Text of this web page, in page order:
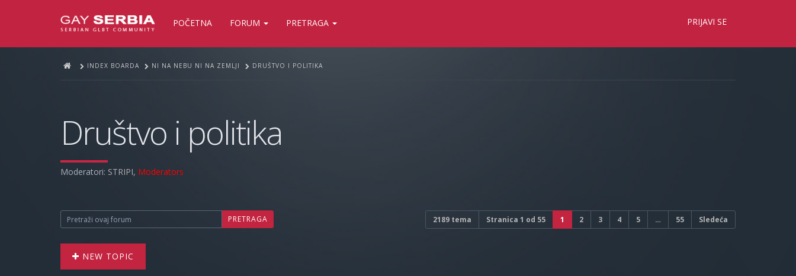
POČETNA FORUM PRETRAGA PRIJAVI SE
INDEX BOARDA NI NA NEBU NI NA ZEMLJI DRUŠTVO I POLITIKA
Društvo i politika
Moderatori: STRIPI, Moderators
PRETRAGA 2189 tema Stranica 1 od 55 1 2 3 4 5 … 55 Sledeća
NEW TOPIC